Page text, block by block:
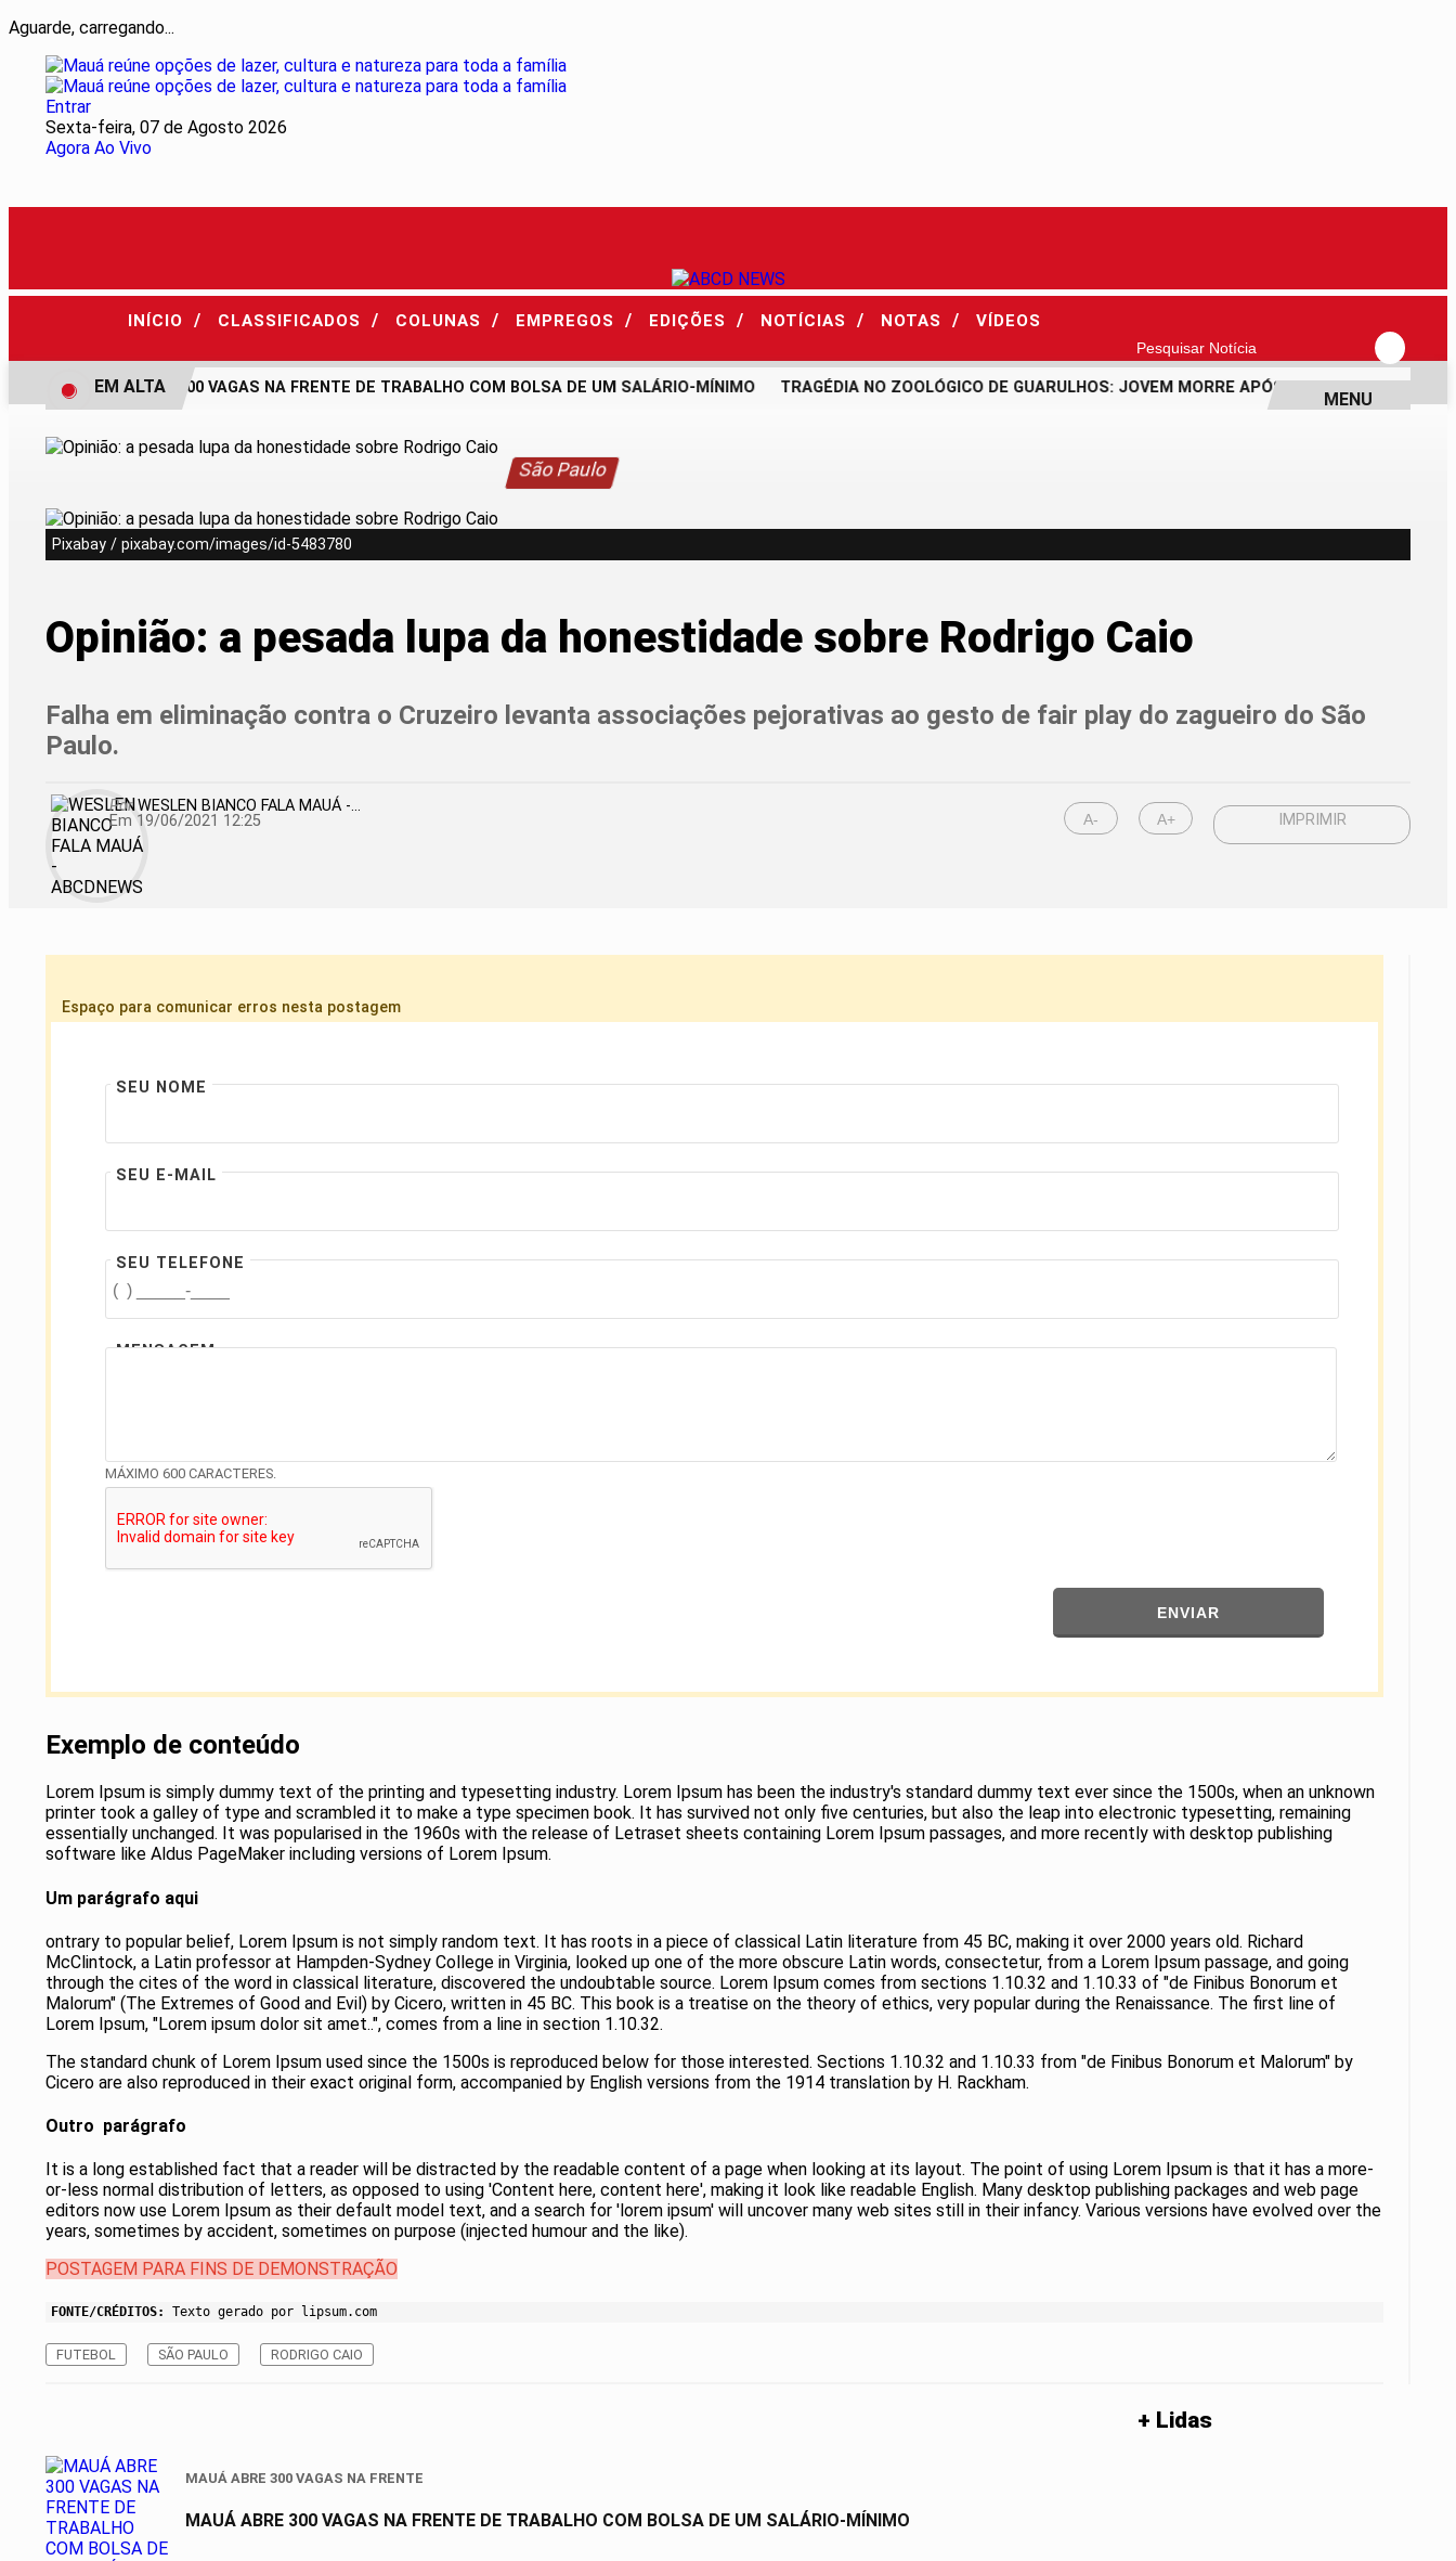
Aguarde, carregando...
Entrar
Sexta-feira, 07 de Agosto 2026
Agora Ao Vivo
Pesquisar Notícia
INÍCIO / CLASSIFICADOS / COLUNAS / EMPREGOS / EDIÇÕES / NOTÍCIAS / NOTAS / VÍDEOS
MAUÁ ABRE 300 VAGAS NA FRENTE DE TRABALHO COM BOLSA DE UM SALÁRIO-MÍNIMO TRAGÉDIA NO ZOOLÓGICO DE GUARULHOS: JOVEM MORRE APÓS PASSAR MAL
EM ALTA
MENU
São Paulo
Pixabay / pixabay.com/images/id-5483780
Opinião: a pesada lupa da honestidade sobre Rodrigo Caio
Falha em eliminação contra o Cruzeiro levanta associações pejorativas ao gesto de fair play do zagueiro do São
Paulo.
PorWESLEN BIANCO FALA MAUÁ -...
Em 19/06/2021 12:25
A- A+ IMPRIMIR
Espaço para comunicar erros nesta postagem
SEU NOME
SEU E-MAIL
SEU TELEFONE
MENSAGEM
MÁXIMO 600 CARACTERES.
ENVIAR
Exemplo de conteúdo
Lorem Ipsum is simply dummy text of the printing and typesetting industry. Lorem Ipsum has been the industry's standard dummy text ever since the 1500s, when an unknown
printer took a galley of type and scrambled it to make a type specimen book. It has survived not only five centuries, but also the leap into electronic typesetting, remaining
essentially unchanged. It was popularised in the 1960s with the release of Letraset sheets containing Lorem Ipsum passages, and more recently with desktop publishing
software like Aldus PageMaker including versions of Lorem Ipsum.
Um parágrafo aqui
ontrary to popular belief, Lorem Ipsum is not simply random text. It has roots in a piece of classical Latin literature from 45 BC, making it over 2000 years old. Richard
McClintock, a Latin professor at Hampden-Sydney College in Virginia, looked up one of the more obscure Latin words, consectetur, from a Lorem Ipsum passage, and going
through the cites of the word in classical literature, discovered the undoubtable source. Lorem Ipsum comes from sections 1.10.32 and 1.10.33 of "de Finibus Bonorum et
Malorum" (The Extremes of Good and Evil) by Cicero, written in 45 BC. This book is a treatise on the theory of ethics, very popular during the Renaissance. The first line of
Lorem Ipsum, "Lorem ipsum dolor sit amet..", comes from a line in section 1.10.32.
The standard chunk of Lorem Ipsum used since the 1500s is reproduced below for those interested. Sections 1.10.32 and 1.10.33 from "de Finibus Bonorum et Malorum" by
Cicero are also reproduced in their exact original form, accompanied by English versions from the 1914 translation by H. Rackham.
Outro parágrafo
It is a long established fact that a reader will be distracted by the readable content of a page when looking at its layout. The point of using Lorem Ipsum is that it has a more-
or-less normal distribution of letters, as opposed to using 'Content here, content here', making it look like readable English. Many desktop publishing packages and web page
editors now use Lorem Ipsum as their default model text, and a search for 'lorem ipsum' will uncover many web sites still in their infancy. Various versions have evolved over the
years, sometimes by accident, sometimes on purpose (injected humour and the like).
POSTAGEM PARA FINS DE DEMONSTRAÇÃO
FONTE/CRÉDITOS: Texto gerado por lipsum.com
FUTEBOL SÃO PAULO RODRIGO CAIO
+ Lidas
MAUÁ ABRE 300 VAGAS NA FRENTE
MAUÁ ABRE 300 VAGAS NA FRENTE DE TRABALHO COM BOLSA DE UM SALÁRIO-MÍNIMO